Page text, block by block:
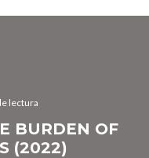
lectura
BURDEN OF
(2022)